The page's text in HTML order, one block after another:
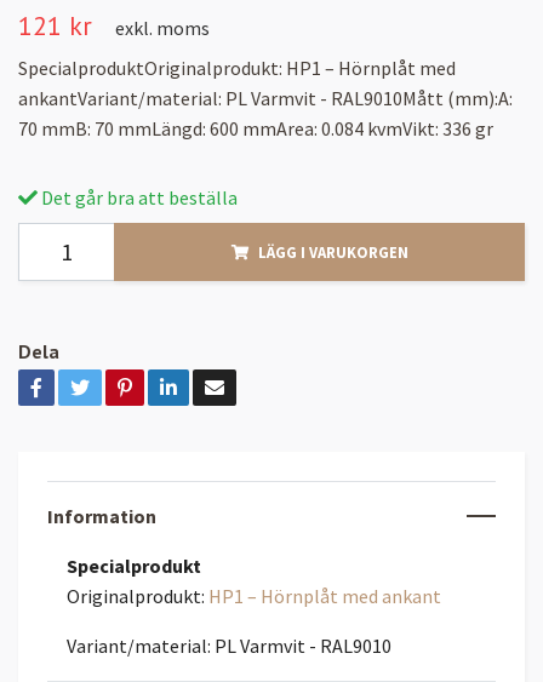
121 kr
exkl. moms
SpecialproduktOriginalprodukt: HP1 – Hörnplåt med
ankantVariant/material: PL Varmvit - RAL9010Mått (mm):A:
70 mmB: 70 mmLängd: 600 mmArea: 0.084 kvmVikt: 336 gr
Det går bra att beställa
LÄGG I VARUKORGEN
Dela
Information
Specialprodukt
Originalprodukt: HP1 – Hörnplåt med ankant
Variant/material: PL Varmvit - RAL9010